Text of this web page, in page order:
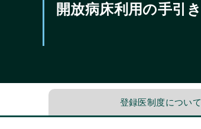
開放病床利用の手引き
登録医制度について